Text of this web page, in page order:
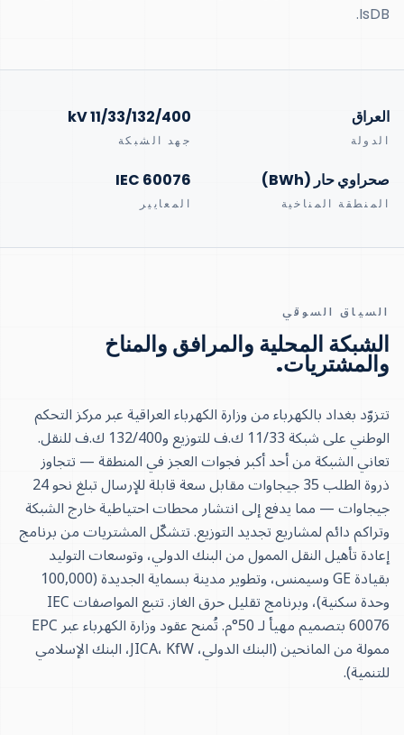
IsDB.
العراق
الدولة
11/33/132/400 kV
جهد الشبكة
صحراوي حار (BWh)
المنطقة المناخية
IEC 60076
المعايير
السياق السوقي
الشبكة المحلية والمرافق والمناخ
والمشتريات.
تتزوّد بغداد بالكهرباء من وزارة الكهرباء العراقية عبر مركز التحكم
الوطني على شبكة 11/33 ك.ف للتوزيع و132/400 ك.ف للنقل.
تعاني الشبكة من أحد أكبر فجوات العجز في المنطقة — تتجاوز
ذروة الطلب 35 جيجاوات مقابل سعة قابلة للإرسال تبلغ نحو 24
جيجاوات — مما يدفع إلى انتشار محطات احتياطية خارج الشبكة
وتراكم دائم لمشاريع تجديد التوزيع. تتشكّل المشتريات من برنامج
إعادة تأهيل النقل الممول من البنك الدولي، وتوسعات التوليد
بقيادة GE وسيمنس، وتطوير مدينة بسماية الجديدة (100,000
وحدة سكنية)، وبرنامج تقليل حرق الغاز. تتبع المواصفات IEC
60076 بتصميم مهيأ لـ 50°م. تُمنح عقود وزارة الكهرباء عبر EPC
ممولة من المانحين (البنك الدولي، JICA، KfW، البنك الإسلامي
للتنمية).